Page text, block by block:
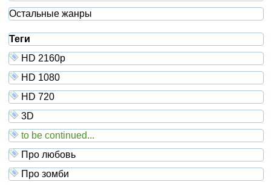
Остальные жанры
Теги
HD 2160р
HD 1080
HD 720
3D
to be continued...
Про любовь
Про зомби